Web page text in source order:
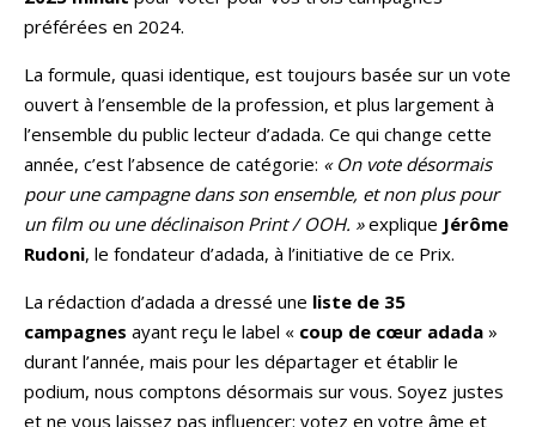
préférées en 2024.
La formule, quasi identique, est toujours basée sur un vote
ouvert à l’ensemble de la profession, et plus largement à
l’ensemble du public lecteur d’adada. Ce qui change cette
année, c’est l’absence de catégorie: « On vote désormais
pour une campagne dans son ensemble, et non plus pour
un film ou une déclinaison Print / OOH. »explique Jérôme
Rudoni, le fondateur d’adada, à l’initiative de ce Prix.
La rédaction d’adada a dressé une liste de 35
campagnes ayant reçu le label « coup de cœur adada »
durant l’année, mais pour les départager et établir le
podium, nous comptons désormais sur vous. Soyez justes
et ne vous laissez pas influencer: votez en votre âme et